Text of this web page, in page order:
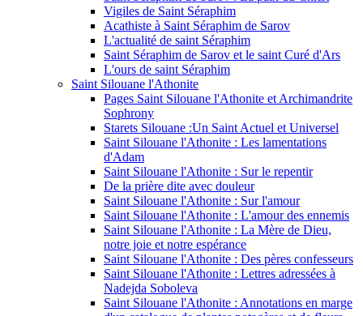
Vigiles de Saint Séraphim
Acathiste à Saint Séraphim de Sarov
L'actualité de saint Séraphim
Saint Séraphim de Sarov et le saint Curé d'Ars
L'ours de saint Séraphim
Saint Silouane l'Athonite
Pages Saint Silouane l'Athonite et Archimandrite
Sophrony
Starets Silouane :Un Saint Actuel et Universel
Saint Silouane l'Athonite : Les lamentations
d'Adam
Saint Silouane l'Athonite : Sur le repentir
De la prière dite avec douleur
Saint Silouane l'Athonite : Sur l'amour
Saint Silouane l'Athonite : L'amour des ennemis
Saint Silouane l'Athonite : La Mère de Dieu,
notre joie et notre espérance
Saint Silouane l'Athonite : Des pères confesseurs
Saint Silouane l'Athonite : Lettres adressées à
Nadejda Soboleva
Saint Silouane l'Athonite : Annotations en marge